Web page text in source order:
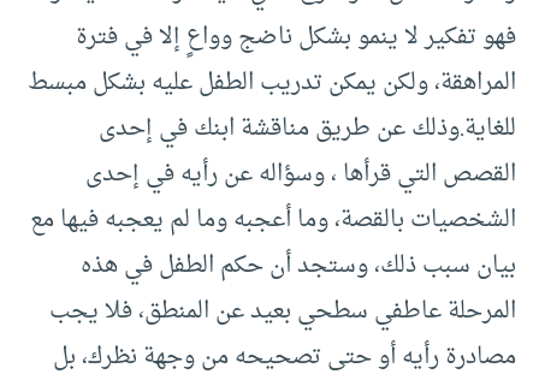
فهو تفكير لا ينمو بشكل ناضج وواعٍ إلا في فترة
المراهقة، ولكن يمكن تدريب الطفل عليه بشكل مبسط
للغاية.وذلك عن طريق مناقشة ابنك في إحدى
القصص التي قرأها ، وسؤاله عن رأيه في إحدى
الشخصيات بالقصة، وما أعجبه وما لم يعجبه فيها مع
بيان سبب ذلك، وستجد أن حكم الطفل في هذه
المرحلة عاطفي سطحي بعيد عن المنطق، فلا يجب
مصادرة رأيه أو حتى تصحيحه من وجهة نظرك، بل